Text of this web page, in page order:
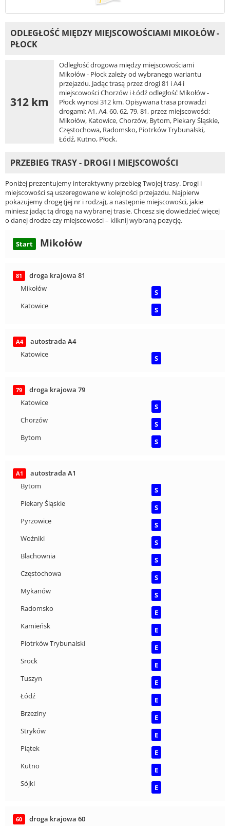
ODLEGŁOŚĆ MIĘDZY MIEJSCOWOŚCIAMI MIKOŁÓW -
PŁOCK
312 km
Odległość drogowa między miejscowościami
Mikołów - Płock zależy od wybranego wariantu
przejazdu. Jadąc trasą przez drogi 81 i A4 i
miejscowości Chorzów i Łódź odległość Mikołów -
Płock wynosi 312 km. Opisywana trasa prowadzi
drogami: A1, A4, 60, 62, 79, 81, przez miejscowości:
Mikołów, Katowice, Chorzów, Bytom, Piekary Śląskie,
Częstochowa, Radomsko, Piotrków Trybunalski,
Łódź, Kutno, Płock.
PRZEBIEG TRASY - DROGI I MIEJSCOWOŚCI
Poniżej prezentujemy interaktywny przebieg Twojej trasy. Drogi i
miejscowości są uszeregowane w kolejności przejazdu. Najpierw
pokazujemy drogę (jej nr i rodzaj), a następnie miejscowości, jakie
miniesz jadąc tą drogą na wybranej trasie. Chcesz się dowiedzieć więcej
o danej drodze czy miejscowości – kliknij wybraną pozycję.
Start Mikołów
81
droga krajowa 81
Mikołów
S
Katowice
S
A4
autostrada A4
Katowice
S
79
droga krajowa 79
Katowice
S
Chorzów
S
Bytom
S
A1
autostrada A1
Bytom
S
Piekary Śląskie
S
Pyrzowice
S
Woźniki
S
Blachownia
S
Częstochowa
S
Mykanów
S
Radomsko
E
Kamieńsk
E
Piotrków Trybunalski
E
Srock
E
Tuszyn
E
Łódź
E
Brzeziny
E
Stryków
E
Piątek
E
Kutno
E
Sójki
E
60 droga krajowa 60